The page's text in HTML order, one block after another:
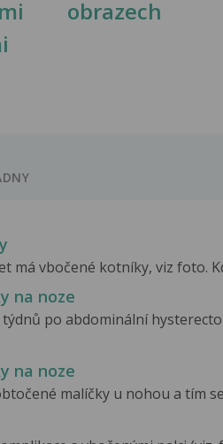
obrazech
má vbočené kotníky, viz foto.
na noze
po abdominální
na noze
malíčky u nohou a tím